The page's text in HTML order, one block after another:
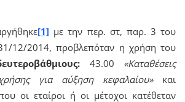
[1] με την περ. στ, παρ. 3 του
12/2014, προβλεπόταν η χρήση του
43.00 «Καταθέσεις
για αύξηση κεφαλαίου» και
οι εταίροι ή οι μέτοχοι κατέθεταν